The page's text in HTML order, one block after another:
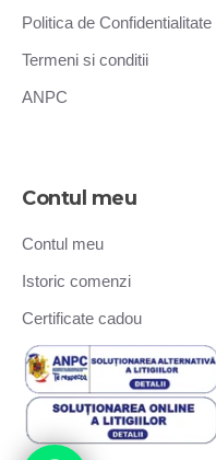
Politica de Confidentialitate
Termeni si conditii
ANPC
Contul meu
Contul meu
Istoric comenzi
Certificate cadou